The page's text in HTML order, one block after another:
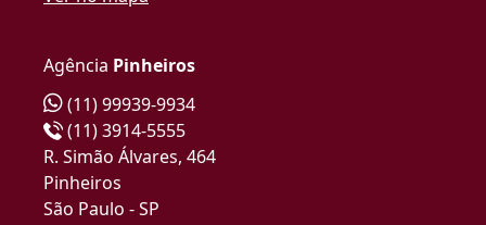
Agência Pinheiros
(11) 99939-9934
(11) 3914-5555
R. Simão Álvares, 464
Pinheiros
São Paulo - SP